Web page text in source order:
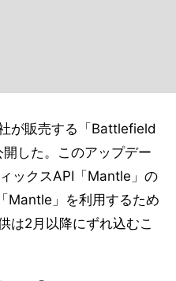
が販売する「Battlefield
した。このアップデー
ックスAPI「Mantle」の
Mantle」を利用するため
は2月以降にずれ込むこ